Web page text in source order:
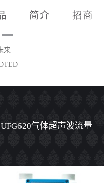
简介 招商
来
UFG620气体超声波流量